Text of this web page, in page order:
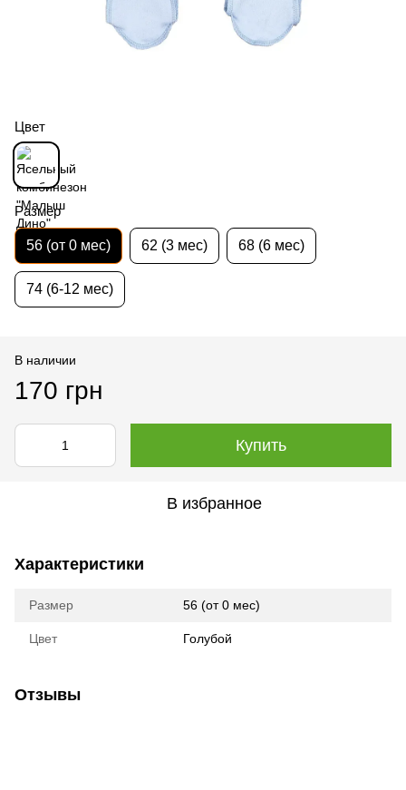
Цвет
Размер
56 (от 0 мес) 62 (3 мес) 68 (6 мес)
74 (6-12 мес)
В наличии
170 грн
Купить
В избранное
Характеристики
Размер 56 (от 0 мес)
Цвет Голубой
Отзывы